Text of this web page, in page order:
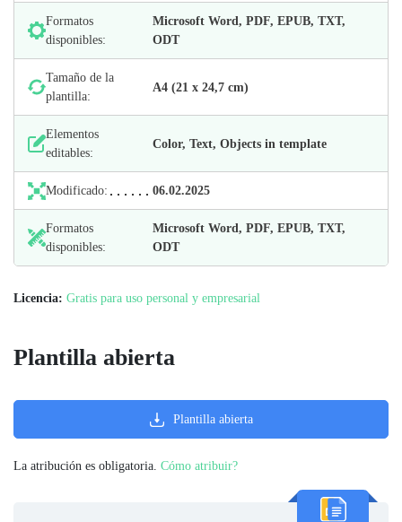
Formatos
disponibles:
Microsoft Word, PDF, EPUB, TXT,
ODT
Tamaño de la
plantilla:
А4 (21 х 24,7 cm)
Elementos
editables:
Color, Text, Objects in template
Modificado: 06.02.2025
Formatos
disponibles:
Microsoft Word, PDF, EPUB, TXT,
ODT
Licencia: Gratis para uso personal y empresarial
Plantilla abierta
Plantilla abierta
La atribución es obligatoria. Cómo atribuir?